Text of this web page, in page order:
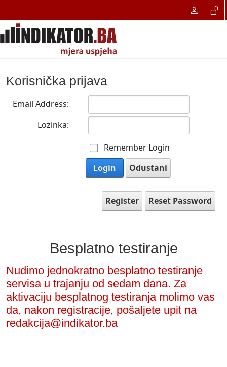
Korisnička prijava
Email Address:
Lozinka:
Remember Login
Login
Odustani
Register Reset Password
Besplatno testiranje
Nudimo jednokratno besplatno testiranje
servisa u trajanju od sedam dana. Za
aktivaciju besplatnog testiranja molimo vas
da, nakon registracije, pošaljete upit na
redakcija@indikator.ba